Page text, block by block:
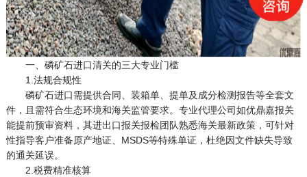
一、磷矿石进口清关的三大专业门槛
1.法规合规性
磷矿石进口需提供合同、装箱单、提单及成分检测报告等全套文
件，且需符合生态环境和海关监管要求。专业代理公司如优鼎嘉报关
能提前预审资料，其进出口报关报检团队熟悉海关最新政策，可针对
性指导客户准备原产地证、MSDS等特殊单证，杜绝因文件缺失导致
的通关延误。
2.税费精准核算